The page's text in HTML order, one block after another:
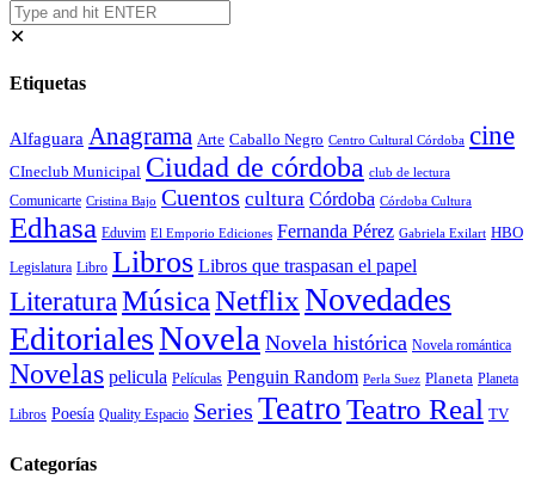
✕
Etiquetas
Alfaguara Anagrama Arte Caballo Negro Centro Cultural Córdoba cine
CIneclub Municipal Ciudad de córdoba club de lectura
Comunicarte Cristina Bajo Cuentos cultura Córdoba Córdoba Cultura
Edhasa Eduvim El Emporio Ediciones Fernanda Pérez Gabriela Exilart HBO
Legislatura Libro Libros Libros que traspasan el papel
LiteraturaMúsicaNetflixNovedades
EditorialesNovela Novela histórica Novela romántica
Novelas pelicula Películas Penguin Random Perla Suez Planeta Planeta
Libros Poesía Quality Espacio Series TeatroTeatro Real TV
Categorías